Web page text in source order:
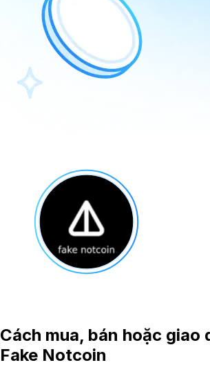
Cách mua, bán hoặc giao
Fake Notcoin